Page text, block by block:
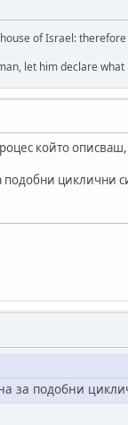
of Israel:
let him declare what
който
циклични
за подобни